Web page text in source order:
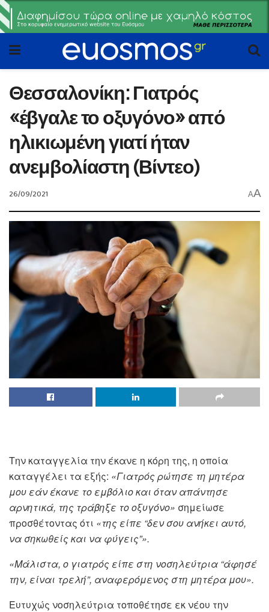
Θεσσαλονίκη: Γιατρός
«έβγαλε το οξυγόνο» από
ηλικιωμένη γιατί ήταν
ανεμβολίαστη (Βίντεο)
26/09/2021 AA
Την καταγγελία την έκανε η κόρη της, η οποία
καταγγέλει τα εξής: «Γιατρός ρώτησε τη μητέρα
μου εάν έκανε το εμβόλιο και όταν απάντησε
αρνητικά, της τράβηξε το οξυγόνο» σημείωσε
προσθέτοντας ότι «της είπε “δεν σου ανήκει αυτό,
να σηκωθείς και να φύγεις”».
«Μάλιστα, ο γιατρός είπε στη νοσηλεύτρια “άφησέ
την, είναι τρελή”, αναφερόμενος στη μητέρα μου».
Ευτυχώς νοσηλεύτρια τοποθέτησε εκ νέου την